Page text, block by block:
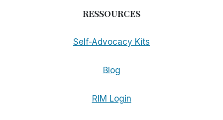
RESSOURCES
Self-Advocacy Kits
Blog
RIM Login